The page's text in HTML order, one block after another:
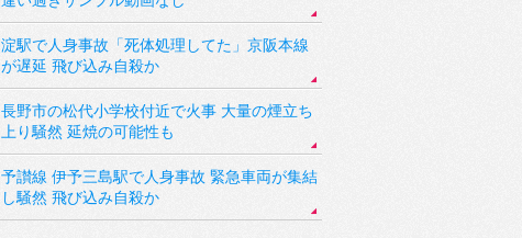
淀駅で人身事故「死体処理してた」京阪本線
が遅延 飛び込み自殺か
長野市の松代小学校付近で火事 大量の煙立ち
上り騒然 延焼の可能性も
予讃線 伊予三島駅で人身事故 緊急車両が集結
し騒然 飛び込み自殺か